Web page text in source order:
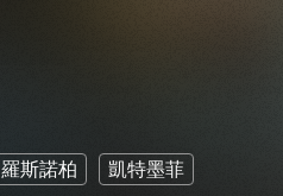
羅斯諾柏 凱特墨菲